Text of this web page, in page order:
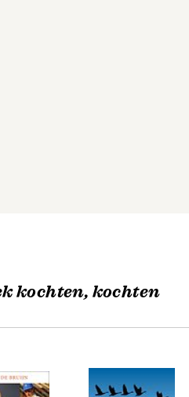
kochten, kochten